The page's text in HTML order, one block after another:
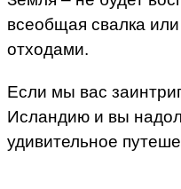
всеобщая свалка
отходами.
Если мы вас
Исландию и вы
удивительное